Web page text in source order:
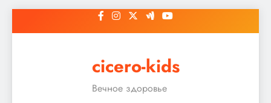
к
cicero-kids
Вечное здоровье